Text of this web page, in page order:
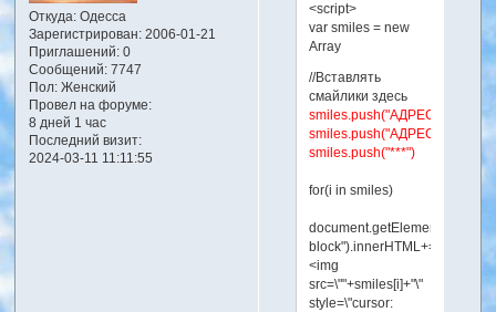
Откуда:Одесса
Зарегистрирован: 2006-01-21
Приглашений:0
Сообщений:7747
Пол:Женский
Провел на форуме:
8 дней 1 час
Последний визит:
2024-03-11 11:11:55
<script>
var smiles = new
Array
//Вставлять
смайлики здесь
smiles.push("***")
for(i in smiles)
block").innerHTML+="
<img
src=\""+smiles[i]+"\"
style=\"cursor: